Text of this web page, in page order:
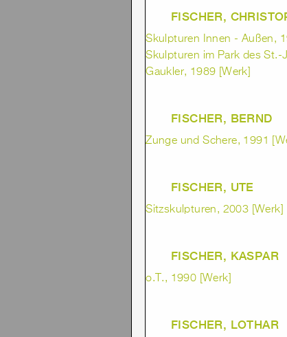
FISCHER,
Skulpturen Innen - Außen,
Skulpturen im Park des St.-
Gaukler, 1989 [Werk]
FISCHER, BERND
Zunge und Schere, 1991
FISCHER, UTE
Sitzskulpturen, 2003 [Werk]
FISCHER, KASPAR
o.T., 1990 [Werk]
FISCHER, LOTHAR